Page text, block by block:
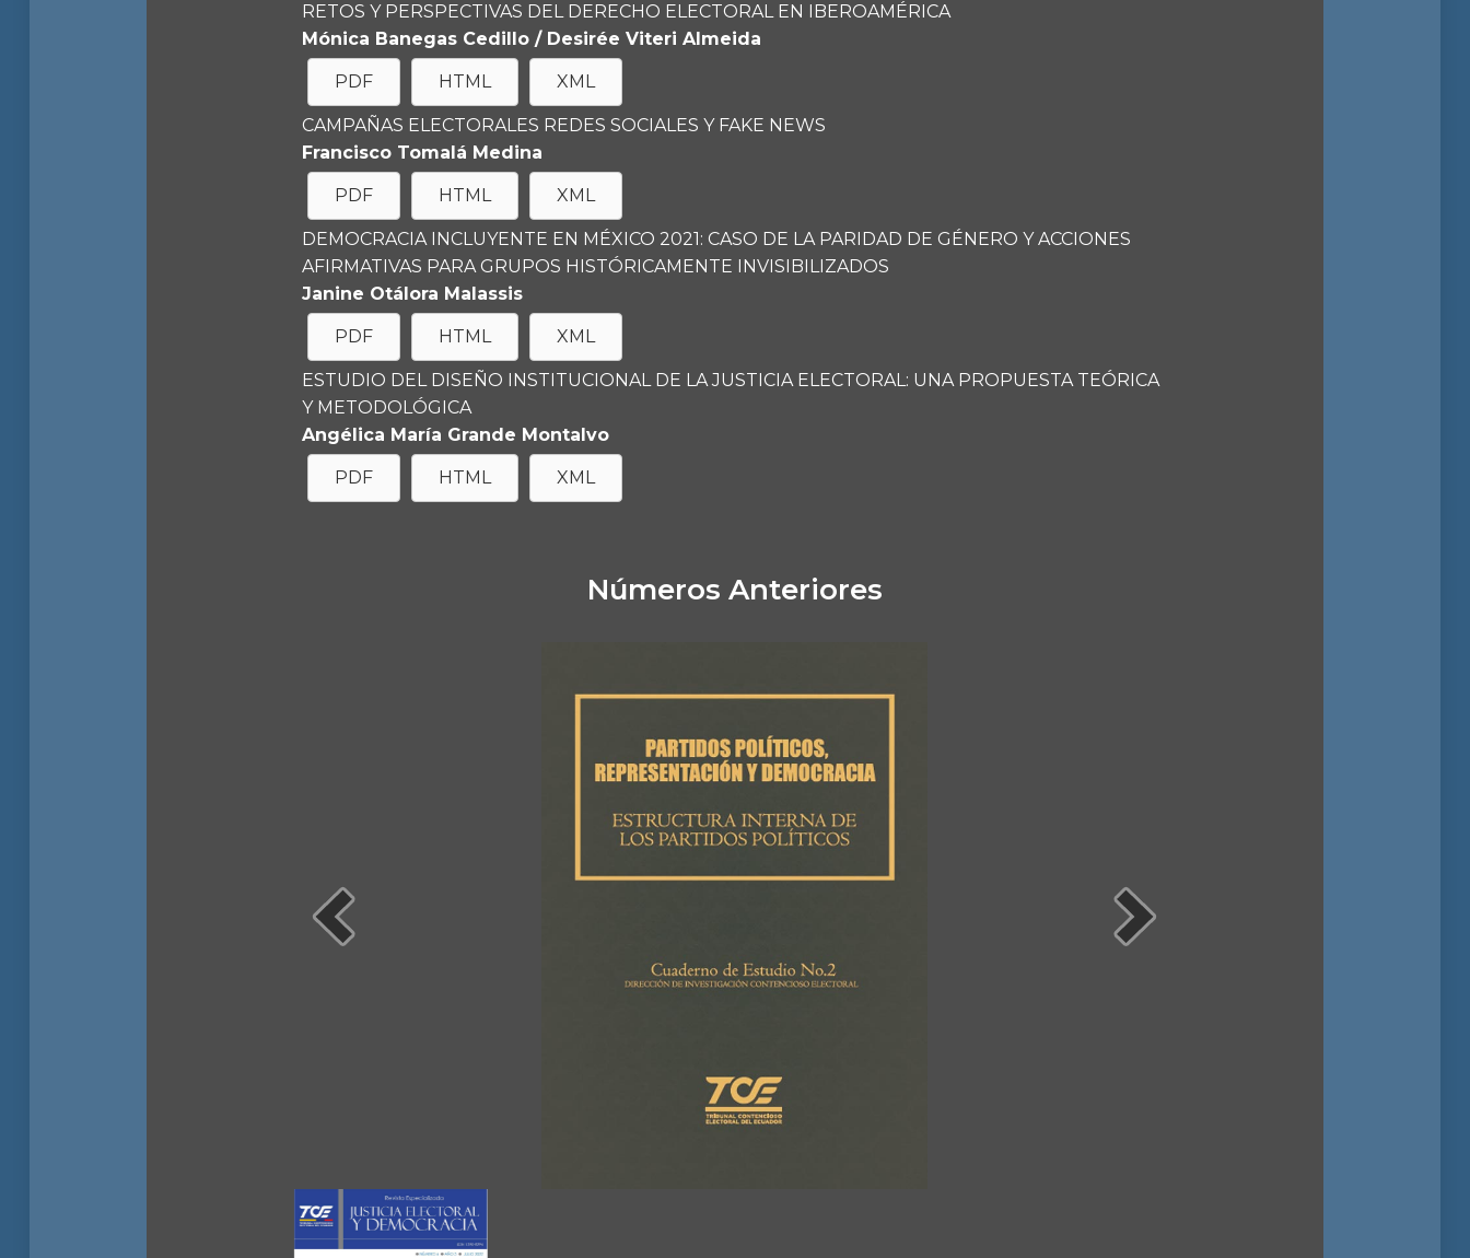
RETOS Y PERSPECTIVAS DEL DERECHO ELECTORAL EN
IBEROAMÉRICA
Mónica Banegas Cedillo / Desirée Viteri Almeida
PDF HTML XML
CAMPAÑAS ELECTORALES REDES SOCIALES Y FAKE NEWS
Francisco Tomalá Medina
PDF HTML XML
DEMOCRACIA INCLUYENTE EN MÉXICO 2021: CASO DE LA PARIDAD DE GÉNERO Y ACCIONES
AFIRMATIVAS PARA GRUPOS HISTÓRICAMENTE INVISIBILIZADOS
Janine Otálora Malassis
PDF HTML XML
ESTUDIO DEL DISEÑO INSTITUCIONAL DE LA JUSTICIA ELECTORAL: UNA PROPUESTA TEÓRICA
Y METODOLÓGICA
Angélica María Grande Montalvo
PDF HTML XML
Números Anteriores